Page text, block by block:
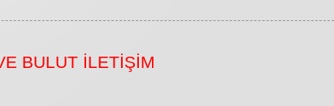
BULUT İLETİŞİM